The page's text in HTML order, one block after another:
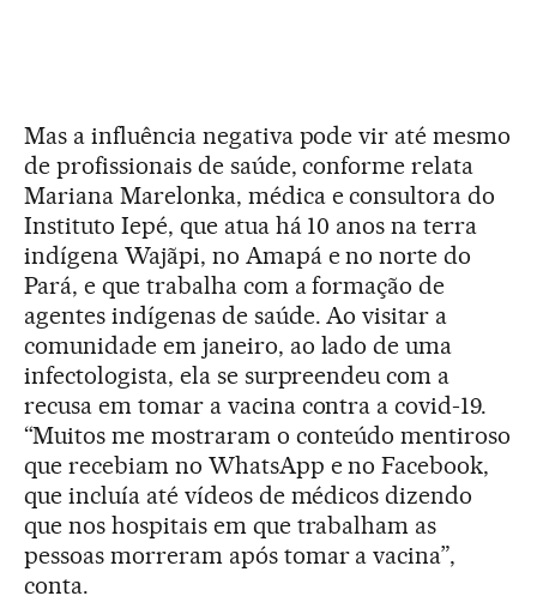
Mas a influência negativa pode vir até mesmo
de profissionais de saúde, conforme relata
Mariana Marelonka, médica e consultora do
Instituto Iepé, que atua há 10 anos na terra
indígena Wajãpi, no Amapá e no norte do
Pará, e que trabalha com a formação de
agentes indígenas de saúde. Ao visitar a
comunidade em janeiro, ao lado de uma
infectologista, ela se surpreendeu com a
recusa em tomar a vacina contra a covid-19.
“Muitos me mostraram o conteúdo mentiroso
que recebiam no WhatsApp e no Facebook,
que incluía até vídeos de médicos dizendo
que nos hospitais em que trabalham as
pessoas morreram após tomar a vacina”,
conta.